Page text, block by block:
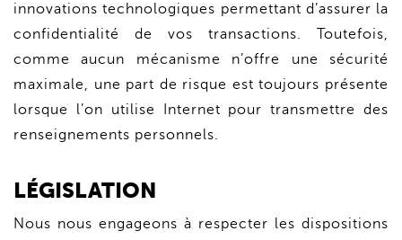
innovations technologiques permettant d’assurer la
confidentialité de vos transactions. Toutefois,
comme aucun mécanisme n’offre une sécurité
maximale, une part de risque est toujours présente
lorsque l’on utilise Internet pour transmettre des
renseignements personnels.
LÉGISLATION
Nous nous engageons à respecter les dispositions